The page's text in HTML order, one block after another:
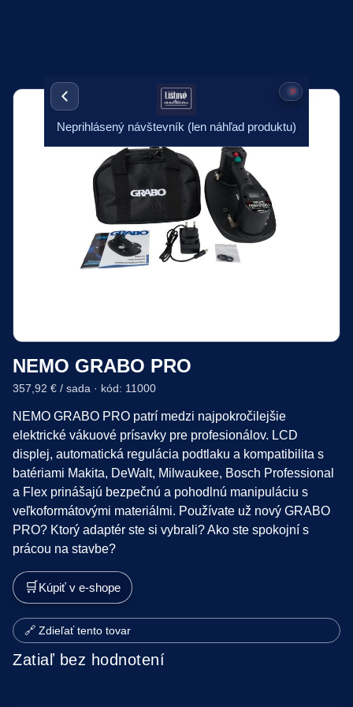
Neprihlásený návštevník (len náhľad produktu)
NEMO GRABO PRO
357,92 € / sada · kód: 11000
NEMO GRABO PRO patrí medzi najpokročilejšie
elektrické vákuové prísavky pre profesionálov. LCD
displej, automatická regulácia podtlaku a kompatibilita s
batériami Makita, DeWalt, Milwaukee, Bosch Professional
a Flex prinášajú bezpečnú a pohodlnú manipuláciu s
veľkoformátovými materiálmi. Používate už nový GRABO
PRO? Ktorý adaptér ste si vybrali? Ako ste spokojní s
prácou na stavbe?
🛒Kúpiť v e-shope
🔗 Zdieľať tento tovar
Zatiaľ bez hodnotení